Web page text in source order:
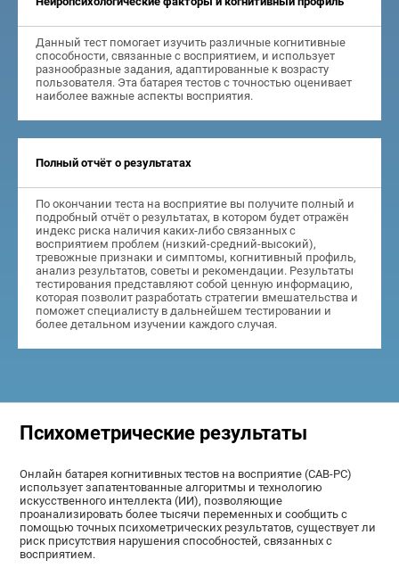
Данный тест помогает изучить различные когнитивные
способности, связанные с восприятием, и использует
разнообразные задания, адаптированные к возрасту
пользователя. Эта батарея тестов с точностью оценивает
наиболее важные аспекты восприятия.
Полный отчёт о результатах
По окончании теста на восприятие вы получите полный и
подробный отчёт о результатах, в котором будет отражён
индекс риска наличия каких-либо связанных с
восприятием проблем (низкий-средний-высокий),
тревожные признаки и симптомы, когнитивный профиль,
анализ результатов, советы и рекомендации. Результаты
тестирования представляют собой ценную информацию,
которая позволит разработать стратегии вмешательства и
поможет специалисту в дальнейшем тестировании и
более детальном изучении каждого случая.
Психометрические результаты
Онлайн батарея когнитивных тестов на восприятие (CAB-PC)
использует запатентованные алгоритмы и технологию
искусственного интеллекта (ИИ), позволяющие
проанализировать более тысячи переменных и сообщить с
помощью точных психометрических результатов, существует ли
риск присутствия нарушения способностей, связанных с
восприятием.